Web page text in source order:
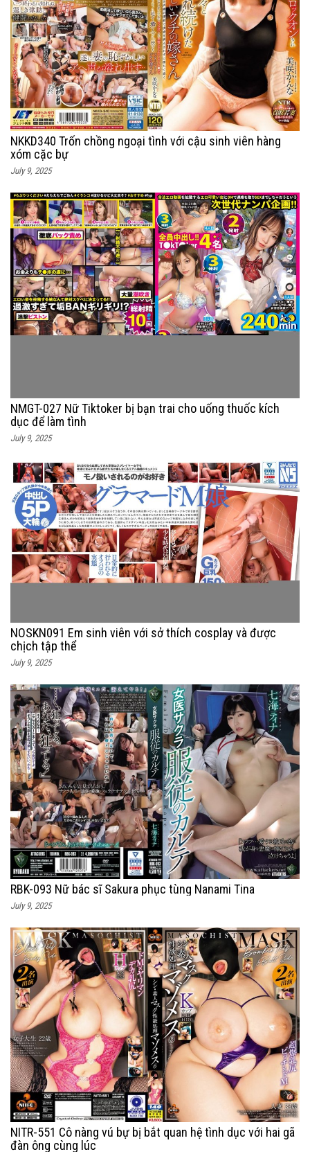
NKKD340 Trốn chồng ngoại tình với cậu sinh viên hàng
xóm cặc bự
July 9, 2025
NMGT-027 Nữ Tiktoker bị bạn trai cho uống thuốc kích
dục để làm tình
July 9, 2025
NOSKN091 Em sinh viên với sở thích cosplay và được
chịch tập thể
July 9, 2025
RBK-093 Nữ bác sĩ Sakura phục tùng Nanami Tina
July 9, 2025
NITR-551 Cô nàng vú bự bị bắt quan hệ tình dục với hai gã
đàn ông cùng lúc